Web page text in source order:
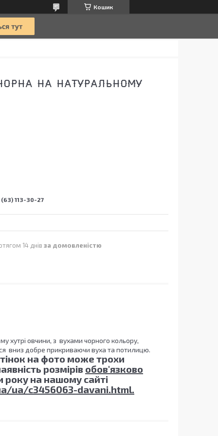
Кошик
НА НАТУРАЛЬНОМУ
113-30-27
14 днів за домовленістю
хутрі овчини, з вухами чорного кольору,
вниз добре прикриваючи вуха та потилицю.
на фото може трохи
розмірів обов'язково
року на нашому сайті
ua/c3456063-davani.html.